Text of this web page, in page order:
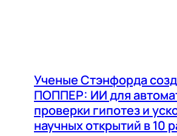
Ученые Стэнфорда
ПОППЕР: ИИ для
проверки гипотез и
научных открытий в 10